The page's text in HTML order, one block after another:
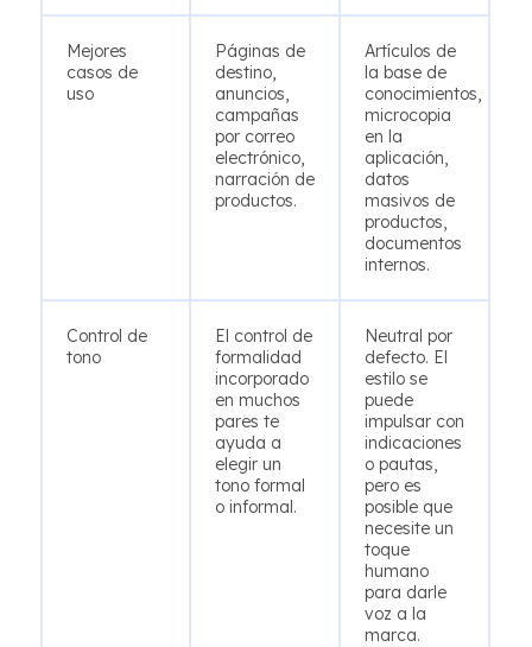
Mejores
casos de
uso
Páginas de
destino,
anuncios,
campañas
por correo
electrónico,
narración de
productos.
Artículos de
la base de
conocimientos,
microcopia
en la
aplicación,
datos
masivos de
productos,
documentos
internos.
Control de
tono
El control de
formalidad
incorporado
en muchos
pares te
ayuda a
elegir un
tono formal
o informal.
Neutral por
defecto. El
estilo se
puede
impulsar con
indicaciones
o pautas,
pero es
posible que
necesite un
toque
humano
para darle
voz a la
marca.